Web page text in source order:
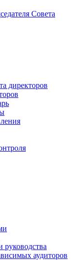
Совета
директоров
руководства
аудиторов